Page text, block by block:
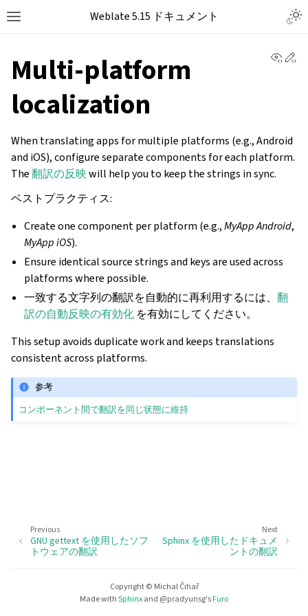
Weblate 5.15 ドキュメント
Multi-platform
localization
When translating apps for multiple platforms (e.g., Android
and iOS), configure separate components for each platform.
The翻訳の反映will help you to keep the strings in sync.
ベストプラクティス:
Create one component per platform (e.g.,MyApp Android,
MyApp iOS).
Ensure identical source strings and keys are used across
platforms where possible.
一致する文字列の翻訳を自動的に再利用するには、翻
訳の自動反映の有効化 を有効にしてください。
This setup avoids duplicate work and keeps translations
consistent across platforms.
参考
コンポーネント間で翻訳を同じ状態に維持
Next
Sphinx を使用したドキュメ
ントの翻訳
Previous
GNU gettext を使用したソフ
トウェアの翻訳
Copyright © Michal Čihař
Made withSphinxand @pradyunsg'sFuro